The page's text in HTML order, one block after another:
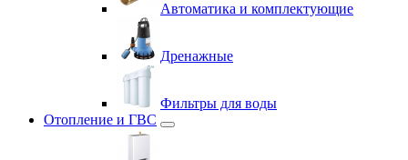
Автоматика и комплектующие
Дренажные
Фильтры для воды
Отопление и ГВС